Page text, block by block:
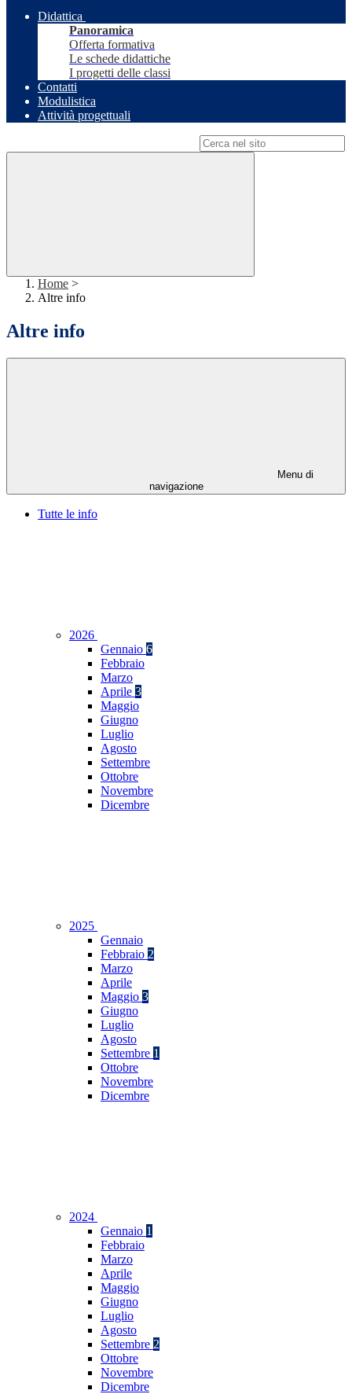
Didattica
Panoramica
Offerta formativa
Le schede didattiche
I progetti delle classi
Contatti
Modulistica
Attività progettuali
Home >
Altre info
Altre info
Menu di
navigazione
Tutte le info
2026
Gennaio 6
Febbraio
Marzo
Aprile 3
Maggio
Giugno
Luglio
Agosto
Settembre
Ottobre
Novembre
Dicembre
2025
Gennaio
Febbraio 2
Marzo
Aprile
Maggio 3
Giugno
Luglio
Agosto
Settembre 1
Ottobre
Novembre
Dicembre
2024
Gennaio 1
Febbraio
Marzo
Aprile
Maggio
Giugno
Luglio
Agosto
Settembre 2
Ottobre
Novembre
Dicembre